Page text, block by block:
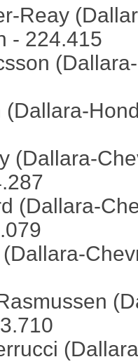
Reay
- 224.415
(Dallara-
(Dallara-
(Dallara-